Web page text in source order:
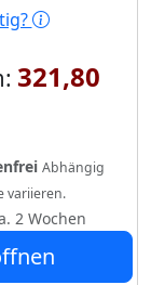
321,80
Abhängig
variieren.
2 Wochen